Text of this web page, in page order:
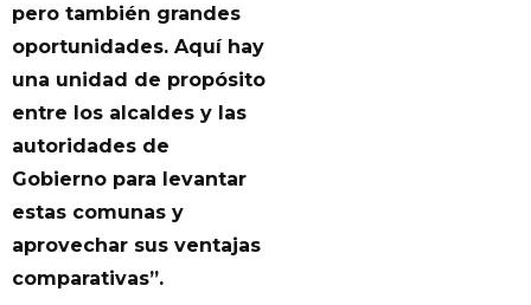
pero también grandes
oportunidades. Aquí hay
una unidad de propósito
entre los alcaldes y las
autoridades de
Gobierno para levantar
estas comunas y
aprovechar sus ventajas
comparativas”.